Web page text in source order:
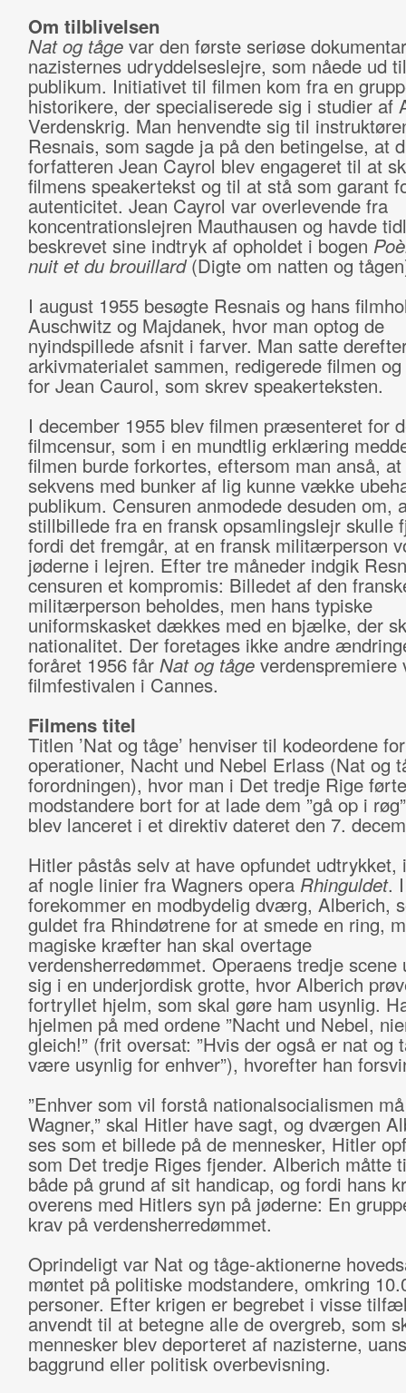
Om tilblivelsen
Nat og tågevar den første seriøse
nazisternes udryddelseslejre, som nåede ud
publikum. Initiativet til filmen kom fra en
historikere, der specialiserede sig i studier af
Verdenskrig. Man henvendte sig til
Resnais, som sagde ja på den betingelse, at
forfatteren Jean Cayrol blev engageret til at
filmens speakertekst og til at stå som garant
autenticitet. Jean Cayrol var overlevende fra
koncentrationslejren Mauthausen og havde
beskrevet sine indtryk af opholdet i bogen
nuit et du brouillard(Digte om natten og
I august 1955 besøgte Resnais og hans
Auschwitz og Majdanek, hvor man optog de
nyindspillede afsnit i farver. Man satte
arkivmaterialet sammen, redigerede filmen
for Jean Caurol, som skrev speakerteksten.
I december 1955 blev filmen præsenteret for
filmcensur, som i en mundtlig erklæring
filmen burde forkortes, eftersom man anså, at
sekvens med bunker af lig kunne vække
publikum. Censuren anmodede desuden om,
stillbillede fra en fransk opsamlingslejr skulle
fordi det fremgår, at en fransk militærperson
jøderne i lejren. Efter tre måneder indgik
censuren et kompromis: Billedet af den
militærperson beholdes, men hans typiske
uniformskasket dækkes med en bjælke, der
nationalitet. Der foretages ikke andre
foråret 1956 får Nat og tågeverdenspremiere
filmfestivalen i Cannes.
Filmens titel
Titlen ’Nat og tåge’ henviser til kodeordene
operationer, Nacht und Nebel Erlass (Nat og
forordningen), hvor man i Det tredje Rige
modstandere bort for at lade dem ”gå op i
blev lanceret i et direktiv dateret den 7.
Hitler påstås selv at have opfundet udtrykket,
af nogle linier fra Wagners opera Rhinguldet.
forekommer en modbydelig dværg, Alberich,
guldet fra Rhindøtrene for at smede en ring,
magiske kræfter han skal overtage
verdensherredømmet. Operaens tredje scene
sig i en underjordisk grotte, hvor Alberich
fortryllet hjelm, som skal gøre ham usynlig.
hjelmen på med ordene ”Nacht und Nebel,
gleich!” (frit oversat: ”Hvis der også er nat og
være usynlig for enhver”), hvorefter han
”Enhver som vil forstå nationalsocialismen
Wagner,” skal Hitler have sagt, og dværgen
ses som et billede på de mennesker, Hitler
som Det tredje Riges fjender. Alberich måtte
både på grund af sit handicap, og fordi hans
overens med Hitlers syn på jøderne: En
krav på verdensherredømmet.
Oprindeligt var Nat og tåge-aktionerne
møntet på politiske modstandere, omkring
personer. Efter krigen er begrebet i visse
anvendt til at betegne alle de overgreb, som
mennesker blev deporteret af nazisterne,
baggrund eller politisk overbevisning.